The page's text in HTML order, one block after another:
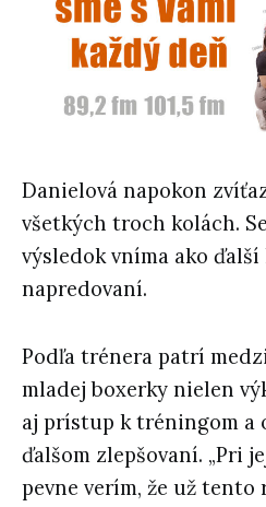
Danielová napokon
všetkých troch kolách.
výsledok vníma ako
napredovaní.
Podľa trénera patrí
mladej boxerky nielen
aj prístup k tréningom a
ďalšom zlepšovaní. „Pri
pevne verím, že už tento